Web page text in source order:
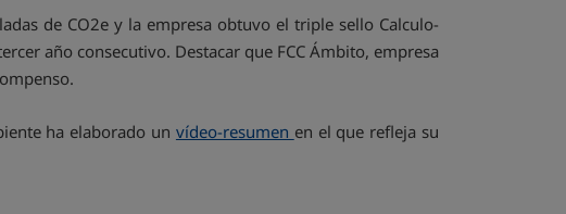
de CO2e y la empresa obtuvo el triple sello Calculo-
año consecutivo. Destacar que FCC Ámbito, empresa
ha elaborado un vídeo-resumen en el que refleja su